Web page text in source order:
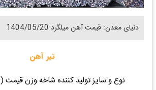
دنیای معدن: قیمت آهن میلگرد 1404/05/20
تیر آهن
نوع و سایز تولید کننده شاخه وزن قیمت (